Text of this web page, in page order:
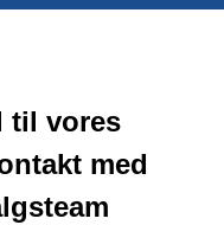
til vores
med